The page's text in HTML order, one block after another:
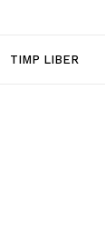
TIMP LIBER